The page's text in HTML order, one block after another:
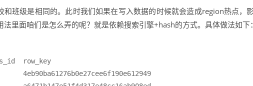
班级是相同的。此时我们如果在写入数据的时候就会造成region热点，
里面咱们是怎么弄的呢？就是依赖搜索引擎+hash的方式。具体做法如下：
row_key
4eb90ba61276b0e27cee6f190e612949